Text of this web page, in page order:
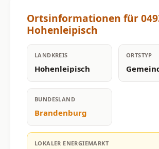
Ortsinformationen für
Hohenleipisch
LANDKREIS
Hohenleipisch
ORTSTYP
BUNDESLAND
Brandenburg
LOKALER ENERGIEMARKT